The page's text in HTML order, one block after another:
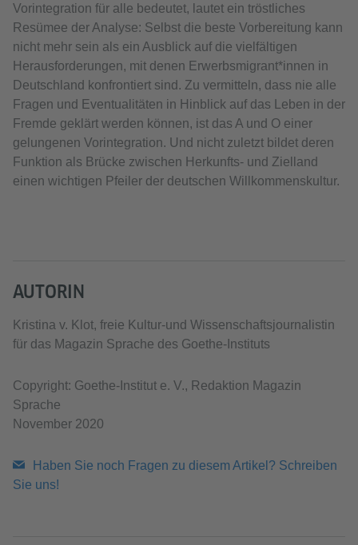
Vorintegration für alle bedeutet, lautet ein tröstliches
Resümee der Analyse: Selbst die beste Vorbereitung kann
nicht mehr sein als ein Ausblick auf die vielfältigen
Herausforderungen, mit denen Erwerbsmigrant*innen in
Deutschland konfrontiert sind. Zu vermitteln, dass nie alle
Fragen und Eventualitäten in Hinblick auf das Leben in der
Fremde geklärt werden können, ist das A und O einer
gelungenen Vorintegration. Und nicht zuletzt bildet deren
Funktion als Brücke zwischen Herkunfts- und Zielland
einen wichtigen Pfeiler der deutschen Willkommenskultur.
AUTORIN
Kristina v. Klot, freie Kultur-und Wissenschaftsjournalistin
für das Magazin Sprache des Goethe-Instituts
Copyright: Goethe-Institut e. V., Redaktion Magazin
Sprache
November 2020
Haben Sie noch Fragen zu diesem Artikel? Schreiben
Sie uns!